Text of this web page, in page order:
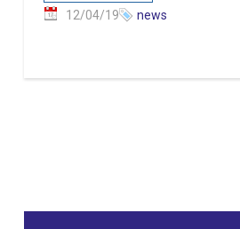
12/04/19 news